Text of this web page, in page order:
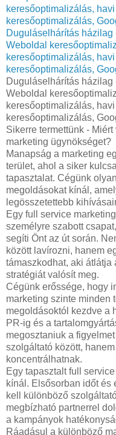
keresőoptimalizálás,
keresőoptimalizálás,
Duguláselhárítás
Weboldal
keresőoptimalizálás,
keresőoptimalizálás,
Duguláselhárítás
Weboldal
keresőoptimalizálás,
keresőoptimalizálás,
Sikerre termettünk -
marketing ügynökséget?
Manapság a marketing
terület, ahol a siker
tapasztalat. Cégünk
megoldásokat kínál,
legösszetettebb
Egy full service
személyre szabott
segíti Önt az út során.
között lavírozni, hanem
támaszkodhat, aki átlátja
stratégiát valósít meg.
Cégünk erőssége, hogy
marketing szinte minden
megoldásoktól kezdve a
PR-ig és a
megosztaniuk a
szolgáltató között,
koncentrálhatnak.
Egy tapasztalt full
kínál. Elsősorban időt és
kell különböző
megbízható partnerrel
a kampányok
Ráadásul a különböző